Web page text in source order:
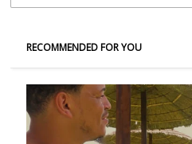
RECOMMENDED FOR YOU